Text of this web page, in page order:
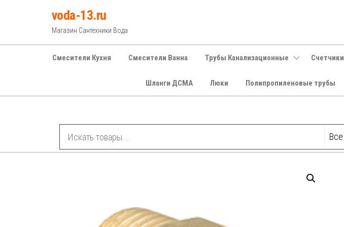
voda-13.ru
Магазин Сантехники Вода
Смесители Кухня Смесители Ванна Трубы Канализационные Счетчики
Шланги ДСМА Люки Полипропиленовые трубы